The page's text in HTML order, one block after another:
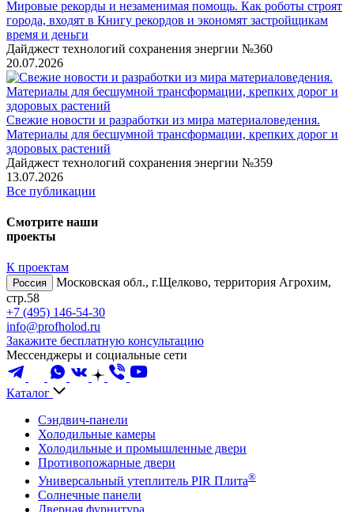
Мировые рекорды и незаменимая помощь. Как роботы строят
города, входят в Книгу рекордов и экономят застройщикам
время и деньги
Дайджест технологий сохранения энергии №360
20.07.2026
Свежие новости и разработки из мира материаловедения.
Материалы для бесшумной трансформации, крепких дорог и
здоровых растений
Дайджест технологий сохранения энергии №359
13.07.2026
Все публикации
Смотрите наши
проекты
К проектам
Россия
Московская обл., г.Щелково, территория Агрохим,
стр.58
+7 (495) 146-54-30
info@profholod.ru
Закажите бесплатную консультацию
Мессенджеры и социальные сети
Каталог
Сэндвич-панели
Холодильные камеры
Холодильные и промышленные двери
Противопожарные двери
Универсальный утеплитель PIR Плита®
Солнечные панели
Дверная фурнитура